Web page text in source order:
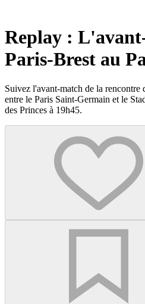
Replay :
Paris-Brest au
Suivez l'avant-match de la rencontre
entre le Paris Saint-Germain et le
des Princes à 19h45.